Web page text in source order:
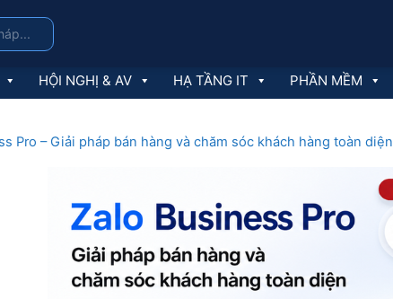
HỘI NGHỊ & AV HẠ TẦNG IT PHẦN MỀM
Pro – Giải pháp bán hàng và chăm sóc khách hàng toàn diện